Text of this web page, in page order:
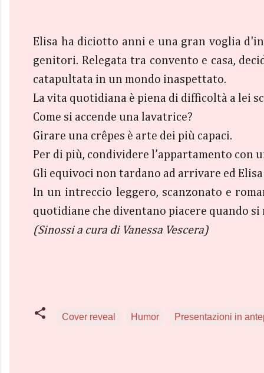
Elisa ha diciotto anni e una gran voglia
genitori. Relegata tra convento e casa,
catapultata in un mondo inaspettato.
La vita quotidiana è piena di difficoltà a lei
Come si accende una lavatrice?
Girare una crêpes è arte dei più capaci.
Per di più, condividere l’appartamento con
Gli equivoci non tardano ad arrivare ed
In un intreccio leggero, scanzonato e
quotidiane che diventano piacere quando
(Sinossi a cura di Vanessa Vescera)
Cover reveal Humor Presentazioni in